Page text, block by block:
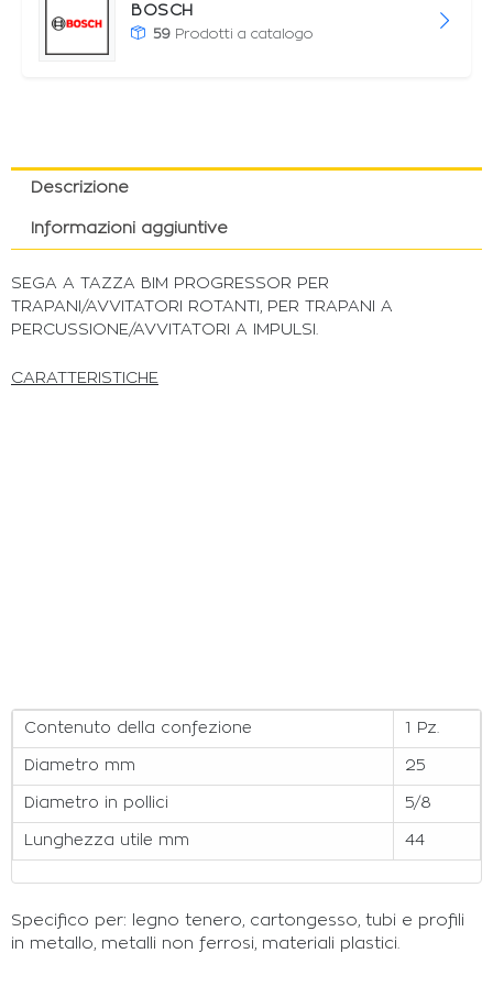
BOSCH
59 Prodotti a catalogo
Descrizione
Informazioni aggiuntive
SEGA A TAZZA BIM PROGRESSOR PER
TRAPANI/AVVITATORI ROTANTI, PER TRAPANI A
PERCUSSIONE/AVVITATORI A IMPULSI.
CARATTERISTICHE
Contenuto della confezione 1 Pz.
Diametro mm 25
Diametro in pollici 5/8
Lunghezza utile mm 44
Specifico per: legno tenero, cartongesso, tubi e profili
in metallo, metalli non ferrosi, materiali plastici.